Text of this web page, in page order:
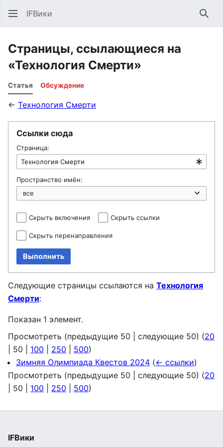
IFВики
Страницы, ссылающиеся на
«Технология Смерти»
Статья Обсуждение
← Технология Смерти
Ссылки сюда
Страница:
Пространство имён:
Скрыть включения Скрыть ссылки
Скрыть перенаправления
Выполнить
Следующие страницы ссылаются на Технология
Смерти:
Показан 1 элемент.
Просмотреть (предыдущие 50 следующие 50) (20
50 100 250 500)
Зимняя Олимпиада Квестов 2024 (← ссылки)
Просмотреть (предыдущие 50 следующие 50) (20
50 100 250 500)
IFВики